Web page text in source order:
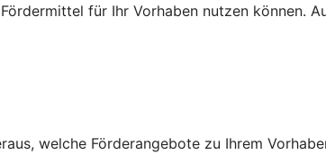
für Ihr Vorhaben nutzen
welche Förderangebote zu Ihrem